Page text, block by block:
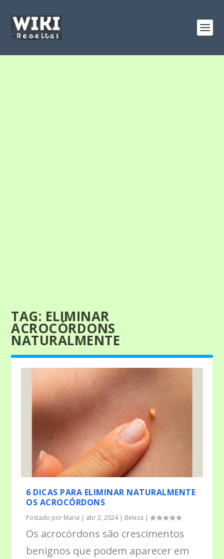
TAG: ELIMINAR
ACROCÓRDONS
NATURALMENTE
6 DICAS PARA ELIMINAR NATURALMENTE
OS ACROCÓRDONS
Postado por Maria | abr 2, 2024| Beleza |
Os acrocórdons são crescimentos
benignos que podem aparecer em